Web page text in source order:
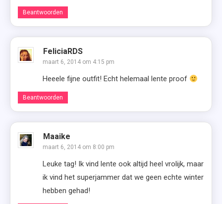
Beantwoorden
FeliciaRDS
maart 6, 2014 om 4:15 pm
Heeele fijne outfit! Echt helemaal lente proof
Beantwoorden
Maaike
maart 6, 2014 om 8:00 pm
Leuke tag! Ik vind lente ook altijd heel vrolijk, maar
ik vind het superjammer dat we geen echte winter
hebben gehad!